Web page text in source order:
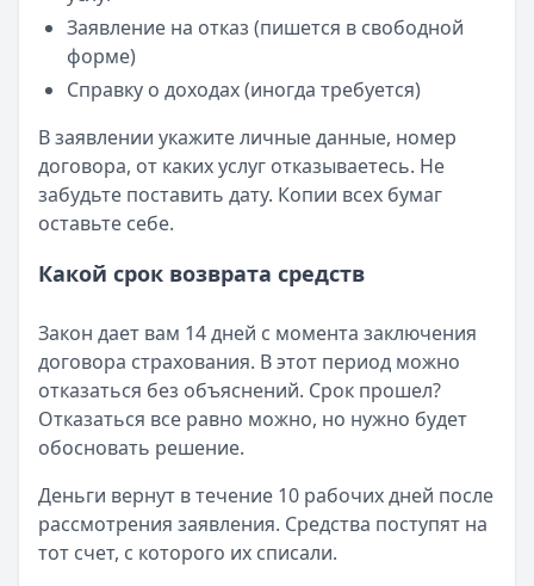
Заявление на отказ (пишется в свободной
форме)
Справку о доходах (иногда требуется)
В заявлении укажите личные данные, номер
договора, от каких услуг отказываетесь. Не
забудьте поставить дату. Копии всех бумаг
оставьте себе.
Какой срок возврата средств
Закон дает вам 14 дней с момента заключения
договора страхования. В этот период можно
отказаться без объяснений. Срок прошел?
Отказаться все равно можно, но нужно будет
обосновать решение.
Деньги вернут в течение 10 рабочих дней после
рассмотрения заявления. Средства поступят на
тот счет, с которого их списали.